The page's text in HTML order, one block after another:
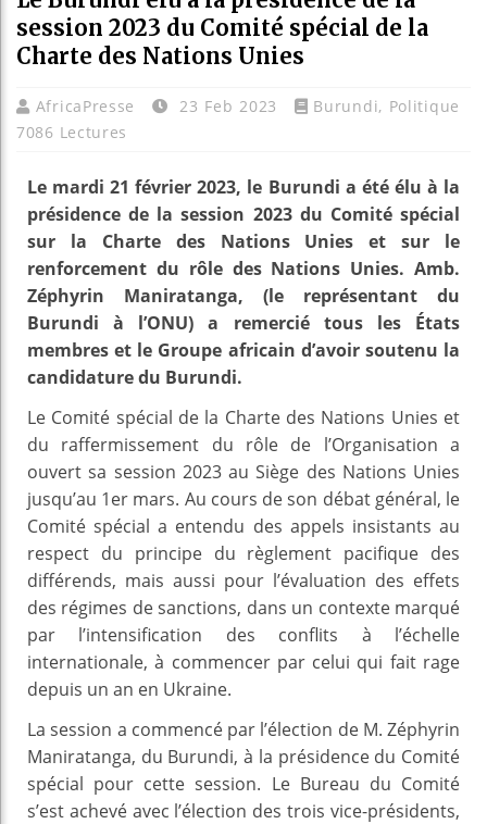
session 2023 du Comité spécial de la
Charte des Nations Unies
AfricaPresse 23 Feb 2023 Burundi, Politique
7086 Lectures
Le mardi 21 février 2023, le Burundi a été élu à la
présidence de la session 2023 du Comité spécial
sur la Charte des Nations Unies et sur le
renforcement du rôle des Nations Unies. Amb.
Zéphyrin Maniratanga, (le représentant du
Burundi à l’ONU) a remercié tous les États
membres et le Groupe africain d’avoir soutenu la
candidature du Burundi.
Le Comité spécial de la Charte des Nations Unies et
du raffermissement du rôle de l’Organisation a
ouvert sa session 2023 au Siège des Nations Unies
jusqu’au 1er mars. Au cours de son débat général, le
Comité spécial a entendu des appels insistants au
respect du principe du règlement pacifique des
différends, mais aussi pour l’évaluation des effets
des régimes de sanctions, dans un contexte marqué
par l’intensification des conflits à l’échelle
internationale, à commencer par celui qui fait rage
depuis un an en Ukraine.
La session a commencé par l’élection de M. Zéphyrin
Maniratanga, du Burundi, à la présidence du Comité
spécial pour cette session. Le Bureau du Comité
s’est achevé avec l’élection des trois vice-présidents,